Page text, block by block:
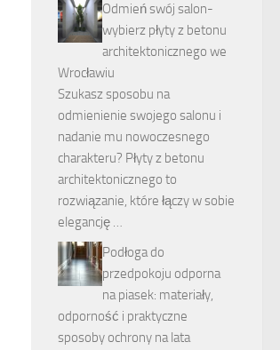
Odmień swój salon-
wybierz płyty z betonu
architektonicznego we
Wrocławiu
Szukasz sposobu na
odmienienie swojego salonu i
nadanie mu nowoczesnego
charakteru? Płyty z betonu
architektonicznego to
rozwiązanie, które łączy w sobie
elegancję …
Podłoga do
przedpokoju odporna
na piasek: materiały,
odporność i praktyczne
sposoby ochrony na lata